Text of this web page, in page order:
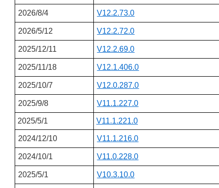
2026/8/4 V12.2.73.0
2026/5/12 V12.2.72.0
2025/12/11 V12.2.69.0
2025/11/18 V12.1.406.0
2025/10/7 V12.0.287.0
2025/9/8 V11.1.227.0
2025/5/1 V11.1.221.0
2024/12/10 V11.1.216.0
2024/10/1 V11.0.228.0
2025/5/1 V10.3.10.0